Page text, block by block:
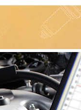
Contato